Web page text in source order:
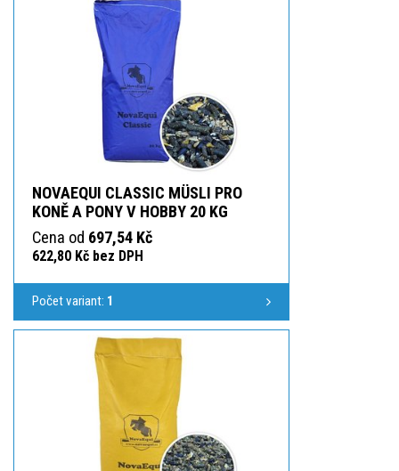
NOVAEQUI CLASSIC MÜSLI PRO
KONĚ A PONY V HOBBY 20 KG
Cena od 697,54 Kč
622,80 Kč bez DPH
Počet variant: 1